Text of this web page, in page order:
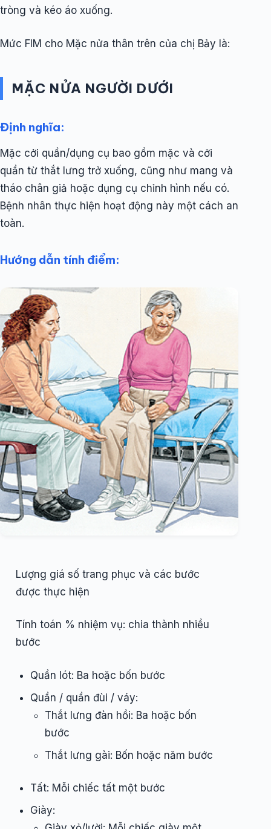
tròng và kéo áo xuống.
Mức FIM cho Mặc nửa thân trên của chị Bảy là:
MẶC NỬA NGƯỜI DƯỚI
Định nghĩa:
Mặc cởi quần/dụng cụ bao gồm mặc và cởi
quần từ thắt lưng trở xuống, cũng như mang và
tháo chân giả hoặc dụng cụ chỉnh hình nếu có.
Bệnh nhân thực hiện hoạt động này một cách an
toàn.
Hướng dẫn tính điểm:
Lượng giá số trang phục và các bước
được thực hiện
Tính toán % nhiệm vụ: chia thành nhiều
bước
Quần lót: Ba hoặc bốn bước
Quần / quần đùi / váy:
Thắt lưng đàn hồi: Ba hoặc bốn
bước
Thắt lưng gài: Bốn hoặc năm bước
Tất: Mỗi chiếc tất một bước
Giày: